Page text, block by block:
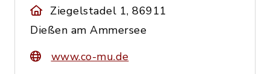
Ziegelstadel 1, 86911
Dießen am Ammersee
www.co-mu.de